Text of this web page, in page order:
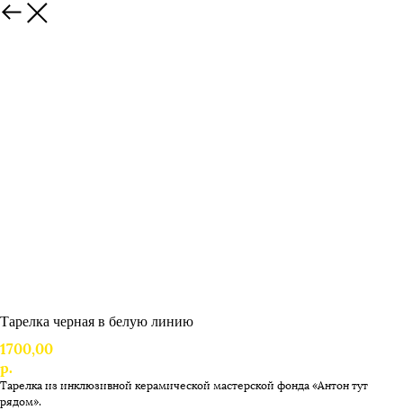
Тарелка черная в белую линию
1700,00
р.
Тарелка из инклюзивной керамической мастерской фонда «Антон тут
рядом».